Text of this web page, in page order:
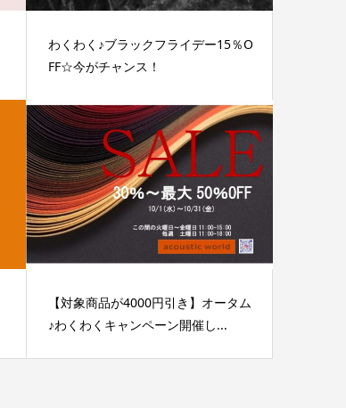
わくわく♪ブラックフライデー15％O
FF☆今がチャンス！
【対象商品が4000円引き】オータム
♪わくわくキャンペーン開催し...